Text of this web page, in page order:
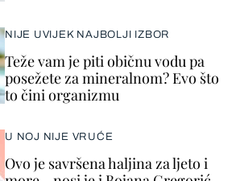
NIJE UVIJEK NAJBOLJI IZBOR
Teže vam je piti običnu vodu pa
posežete za mineralnom? Evo što
to čini organizmu
U NOJ NIJE VRUĆE
Ovo je savršena haljina za ljeto i